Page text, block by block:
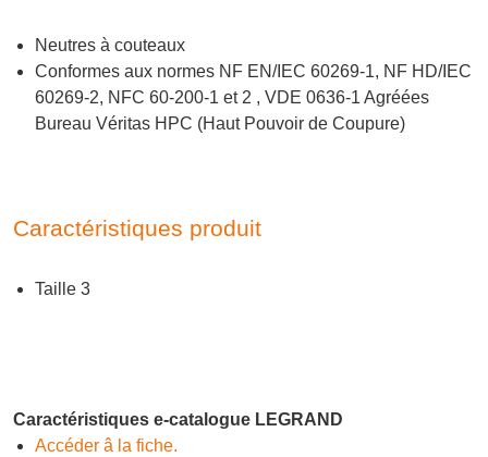
Neutres à couteaux
Conformes aux normes NF EN/IEC 60269-1, NF HD/IEC
60269-2, NFC 60-200-1 et 2 , VDE 0636-1 Agréées
Bureau Véritas HPC (Haut Pouvoir de Coupure)
Caractéristiques produit
Taille 3
Caractéristiques e-catalogue LEGRAND
Accéder â la fiche.